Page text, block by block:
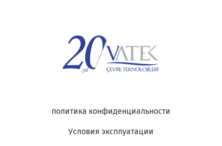
политика конфиденциальности
Условия эксплуатации